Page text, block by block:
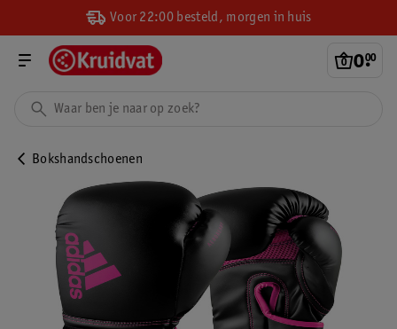
Voor 22:00 besteld, morgen in huis
0.
00
Bokshandschoenen